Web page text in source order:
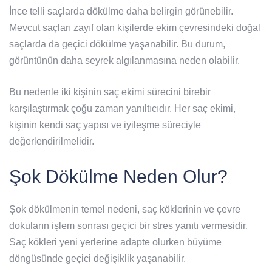
İnce telli saçlarda dökülme daha belirgin görünebilir.
Mevcut saçları zayıf olan kişilerde ekim çevresindeki doğal
saçlarda da geçici dökülme yaşanabilir. Bu durum,
görüntünün daha seyrek algılanmasına neden olabilir.
Bu nedenle iki kişinin saç ekimi sürecini birebir
karşılaştırmak çoğu zaman yanıltıcıdır. Her saç ekimi,
kişinin kendi saç yapısı ve iyileşme süreciyle
değerlendirilmelidir.
Şok Dökülme Neden Olur?
Şok dökülmenin temel nedeni, saç köklerinin ve çevre
dokuların işlem sonrası geçici bir stres yanıtı vermesidir.
Saç kökleri yeni yerlerine adapte olurken büyüme
döngüsünde geçici değişiklik yaşanabilir.